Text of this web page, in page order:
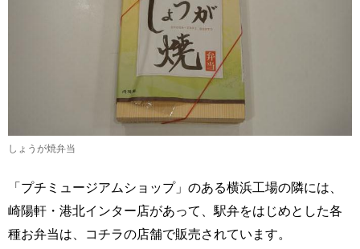
しょうが焼弁当
「プチミュージアムショップ」のある横浜工場の隣には、
崎陽軒・港北インター店があって、駅弁をはじめとした各
種お弁当は、コチラの店舗で販売されています。